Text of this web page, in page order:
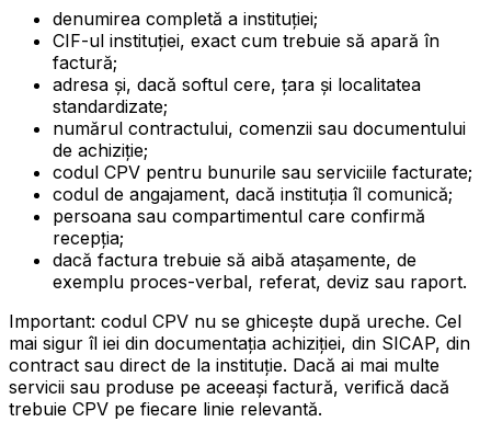
denumirea completă a instituției;
CIF-ul instituției, exact cum trebuie să apară în
factură;
adresa și, dacă softul cere, țara și localitatea
standardizate;
numărul contractului, comenzii sau documentului
de achiziție;
codul CPV pentru bunurile sau serviciile facturate;
codul de angajament, dacă instituția îl comunică;
persoana sau compartimentul care confirmă
recepția;
dacă factura trebuie să aibă atașamente, de
exemplu proces-verbal, referat, deviz sau raport.
Important: codul CPV nu se ghicește după ureche. Cel
mai sigur îl iei din documentația achiziției, din SICAP, din
contract sau direct de la instituție. Dacă ai mai multe
servicii sau produse pe aceeași factură, verifică dacă
trebuie CPV pe fiecare linie relevantă.